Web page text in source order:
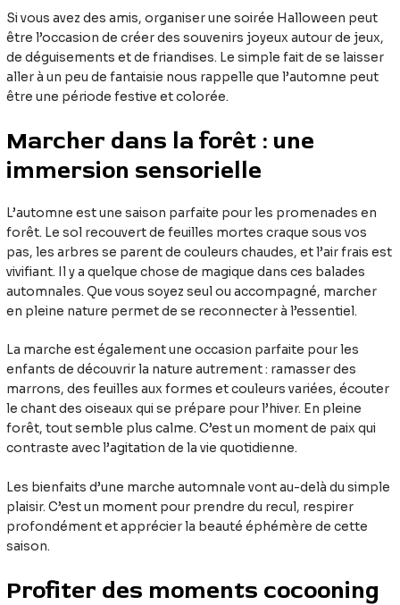
Si vous avez des amis, organiser une soirée Halloween peut
être l’occasion de créer des souvenirs joyeux autour de jeux,
de déguisements et de friandises. Le simple fait de se laisser
aller à un peu de fantaisie nous rappelle que l’automne peut
être une période festive et colorée.
Marcher dans la forêt : une
immersion sensorielle
L’automne est une saison parfaite pour les promenades en
forêt. Le sol recouvert de feuilles mortes craque sous vos
pas, les arbres se parent de couleurs chaudes, et l’air frais est
vivifiant. Il y a quelque chose de magique dans ces balades
automnales. Que vous soyez seul ou accompagné, marcher
en pleine nature permet de se reconnecter à l’essentiel.
La marche est également une occasion parfaite pour les
enfants de découvrir la nature autrement : ramasser des
marrons, des feuilles aux formes et couleurs variées, écouter
le chant des oiseaux qui se prépare pour l’hiver. En pleine
forêt, tout semble plus calme. C’est un moment de paix qui
contraste avec l’agitation de la vie quotidienne.
Les bienfaits d’une marche automnale vont au-delà du simple
plaisir. C’est un moment pour prendre du recul, respirer
profondément et apprécier la beauté éphémère de cette
saison.
Profiter des moments cocooning